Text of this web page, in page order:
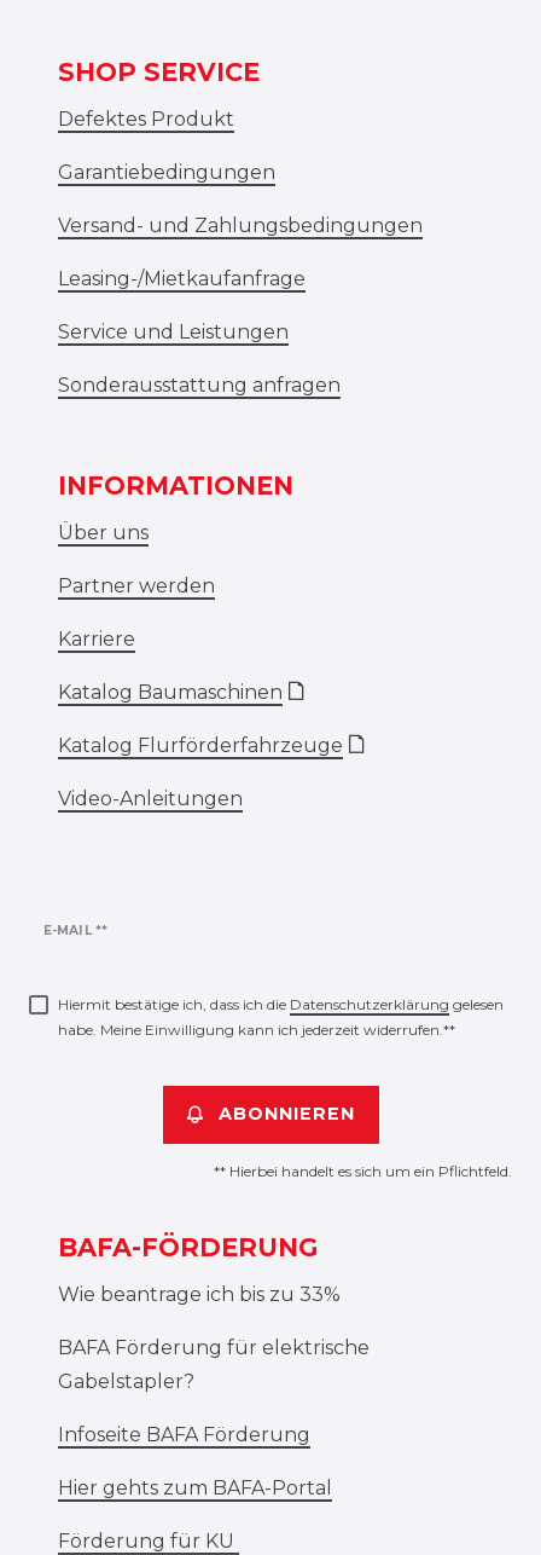
SHOP SERVICE
Defektes Produkt
Garantiebedingungen
Versand- und Zahlungsbedingungen
Leasing-/Mietkaufanfrage
Service und Leistungen
Sonderausstattung anfragen
INFORMATIONEN
Über uns
Partner werden
Karriere
Katalog Baumaschinen 🗋
Katalog Flurförderfahrzeuge 🗋
Video-Anleitungen
E-MAIL **
Newsletter
Hiermit bestätige ich, dass ich die Daten­schutz­erklärung gelesen
habe. Meine Einwilligung kann ich jederzeit widerrufen.**
ABONNIEREN
** Hierbei handelt es sich um ein Pflichtfeld.
BAFA-FÖRDERUNG
Wie beantrage ich bis zu 33%
BAFA Förderung für elektrische
Gabelstapler?
Infoseite BAFA Förderung
Hier gehts zum BAFA-Portal
Förderung für KU